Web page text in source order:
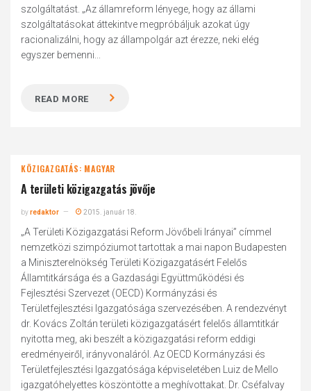
szolgáltatást. „Az államreform lényege, hogy az állami
szolgáltatásokat áttekintve megpróbáljuk azokat úgy
racionalizálni, hogy az állampolgár azt érezze, neki elég
egyszer bemenni...
READ MORE
KÖZIGAZGATÁS: MAGYAR
A területi közigazgatás jövője
byredaktor 2015. január 18.
„A Területi Közigazgatási Reform Jövőbeli Irányai” címmel
nemzetközi szimpóziumot tartottak a mai napon Budapesten
a Miniszterelnökség Területi Közigazgatásért Felelős
Államtitkársága és a Gazdasági Együttműködési és
Fejlesztési Szervezet (OECD) Kormányzási és
Területfejlesztési Igazgatósága szervezésében. A rendezvényt
dr. Kovács Zoltán területi közigazgatásért felelős államtitkár
nyitotta meg, aki beszélt a közigazgatási reform eddigi
eredményeiről, irányvonaláról. Az OECD Kormányzási és
Területfejlesztési Igazgatósága képviseletében Luiz de Mello
igazgatóhelyettes köszöntötte a meghívottakat. Dr. Cséfalvay